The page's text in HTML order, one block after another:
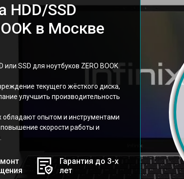
HDD/SSD
в Москве
SSD для ноутбуков ZERO BOOK
текущего жёсткого диска,
улучшить производительность
опытом и инструментами
скорости работы и
Гарантия до 3-х
лет